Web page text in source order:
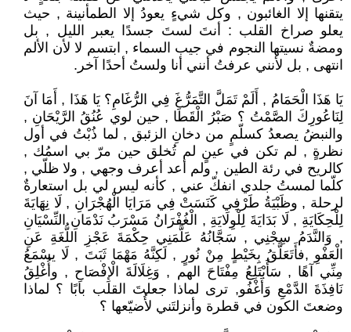
يتقنها إلا الغائبون , وكل شيءٍ يعودُ إلا الطمأنينة , حيث
يعلو صراخ القلب : أنتَ لستَ جسدًا يعبر الليل , بل
ومضةٌ نسيتها النجوم في جيب السماء , ابتسم لا لأن الألم
انتهى , بل لأنني عرفتُ أنني أنا ولستُ أحدًا آخر.
يَا هَذَا الْحَمَامُ , أَلَمْ تَمَلَّ التَّمَرُّغَ فِي الرُّغَامِ؟ يَا هَذَا , أَمَا آنَ
لِنَاعُورِكَ الصَّمْتُ ؟ صَبْرُ الْقَطَا , حين لوي عُنُقُ الرَّيْحَانِ ,
والنبضُ يصعدُ كسلّمٍ من دخانِ الزئبق , لما ذُبْتُ في أول
نظرةٍ , لم تكن في عينٍ لم تُخلق حين مرّ بي اسمُك ,
كالريح في رئة الطين , ولم أعد أعرف وجهي , ولا ظلّي ,
كلّما لمستُ جلدي انفكّ عني , كأنه ليس لي بل استعارةٌ
لرحلة , وظَبْيَةُ طَرْفِي كَنَسَتْ فِي مَرَايَا الْهُجْرَانِ , لَا نِهَايَةَ
لِلْحِكَايَةِ , لَا بَدَايَةَ لِلْوِلَايَةِ , الْغُفْرَانُ مَسْرَبُ نَدْمَانِ النِّسْيَانِ
, وَالنَّدَمُ سِجْنِي , سَجَّانُهُ عَلَّمَنِي حِكْمَةَ عَجْزِ اللُّغَةِ عَنِ
الْعَفْوِ ,فأَتَعَلَّقُ بِخَيْطٍ مِنْ نُورٍ , لَكِنَّهُ مَهْمَا ثَبَتَ , لَا يسْمَعُ
مِنِّي آهًا , سَأَبْتَلِعُ مِفْتَاحَ الهم , وَغِلَالَةَ الْإِفْصَاحِ , وأُغْلِقُ
نَافِذَةَ الدَّمْعِ وَأَغْفُو, ترى لماذا جعلتَ القلب بابًا ؟ لماذا
وضعتَ الكون في قطرة وأنزلتَني لأُضيّعها ؟